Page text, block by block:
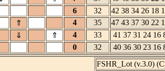
6 32 42 38 34 26 18
⇑ 4 35 47 43 37 30 22
⇓ ⇑ 4 33 41 37 31 24 16
0 32 40 36 30 23 16
FSHR_Lot (v.3.0)